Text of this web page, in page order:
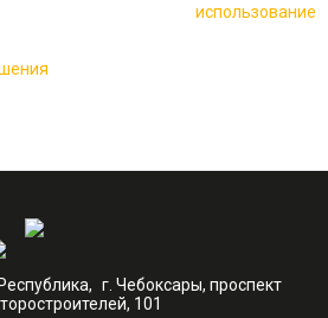
использование
г. Чебоксары, проспект
101